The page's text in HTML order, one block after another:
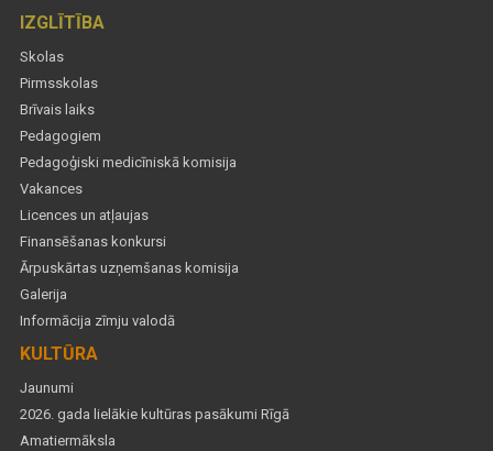
IZGLĪTĪBA
Skolas
Pirmsskolas
Brīvais laiks
Pedagogiem
Pedagoģiski medicīniskā komisija
Vakances
Licences un atļaujas
Finansēšanas konkursi
Ārpuskārtas uzņemšanas komisija
Galerija
Informācija zīmju valodā
KULTŪRA
Jaunumi
2026. gada lielākie kultūras pasākumi Rīgā
Amatiermāksla